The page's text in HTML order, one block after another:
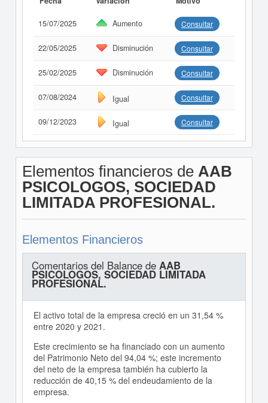
15/07/2025 Aumento Consultar
22/05/2025 Disminución Consultar
25/02/2025 Disminución Consultar
07/08/2024 Igual Consultar
09/12/2023 Igual Consultar
Elementos financieros de AAB
PSICOLOGOS, SOCIEDAD
LIMITADA PROFESIONAL.
Elementos Financieros
Comentarios del Balance de AAB
PSICOLOGOS, SOCIEDAD LIMITADA
PROFESIONAL.
El activo total de la empresa creció en un 31,54 %
entre 2020 y 2021.
Este crecimiento se ha financiado con un aumento
del Patrimonio Neto del 94,04 %; este incremento
del neto de la empresa también ha cubierto la
reducción de 40,15 % del endeudamiento de la
empresa.